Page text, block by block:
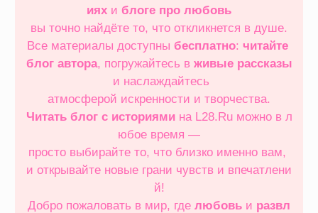
иях и блоге про любовь
вы точно найдёте то, что откликнется в душе.
Все материалы доступны бесплатно: читайте
блог автора, погружайтесь в живые рассказы
и наслаждайтесь
атмосферой искренности и творчества.
Читать блог с историямина L28.Ru можно в л
юбое время —
просто выбирайте то, что близко именно вам,
и открывайте новые грани чувств и впечатлени
й!
Добро пожаловать в мир, где любовь и развл